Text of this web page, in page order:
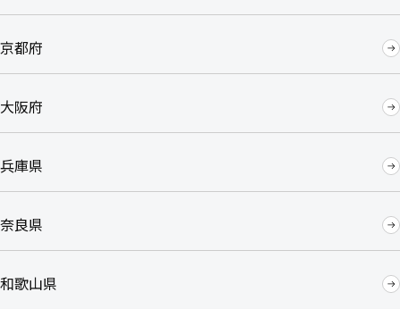
京都府
大阪府
兵庫県
奈良県
和歌山県